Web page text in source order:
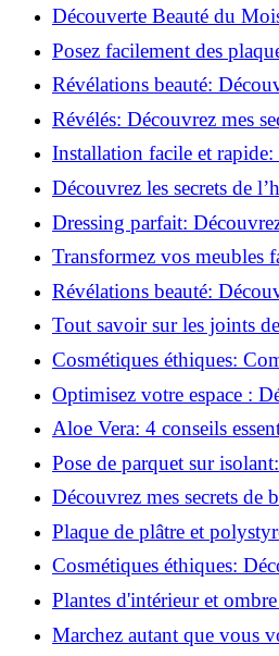
coller ?
Découverte Beauté du
Glamour !
Posez facilement des
Transformez votre plafond
Révélations beauté:
insoupçonnées de l'huile
Révélés: Découvrez mes
l'huile de ricin!
Installation facile et
luminaire au plafond!
Découvrez les secrets de
Pourquoi vous devez
Dressing parfait:
rangement optimal!
Transformez vos meubles
installer des roulettes en
Révélations beauté:
transforme votre routine!
Tout savoir sur les joints
questions clés pour
Cosmétiques éthiques:
routine beauté!
Optimisez votre espace :
rampant à portes
Aloe Vera: 4 conseils
parfait!
Pose de parquet sur
pour un sol parfait!
Découvrez mes secrets de
vertus du raisin!
Plaque de plâtre et
à les coller efficacement!
Cosmétiques éthiques:
transformer votre routine
Plantes d'intérieur et
meilleures pour votre
Marchez autant que vous